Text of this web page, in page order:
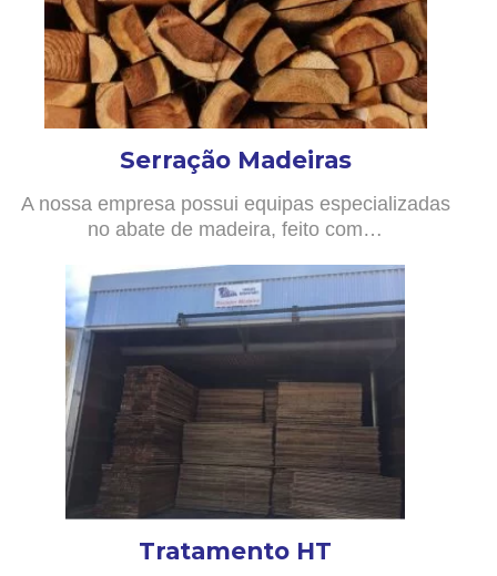
Serração Madeiras
A nossa empresa possui equipas especializadas
no abate de madeira, feito com…
Tratamento HT